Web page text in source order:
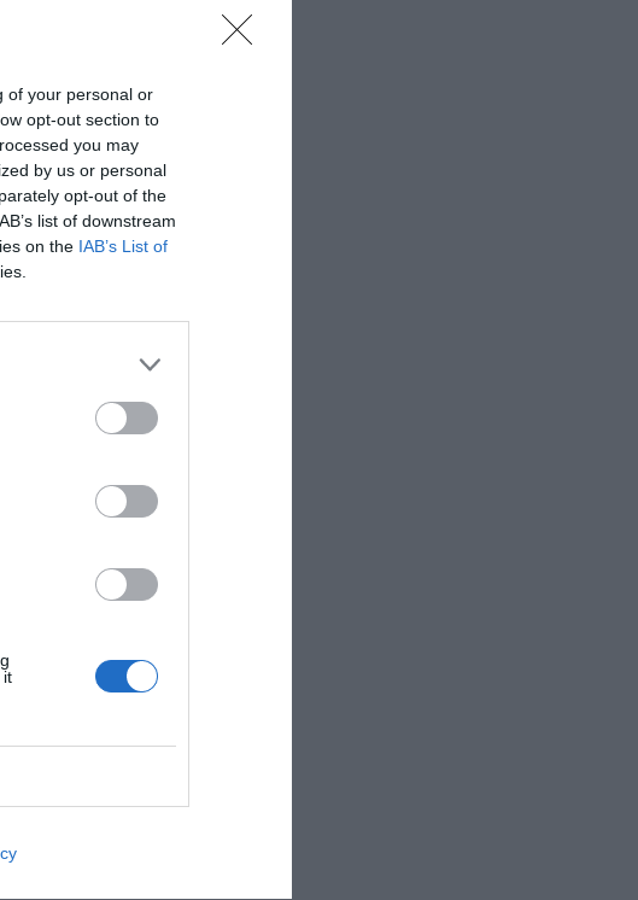
of your personal or
opt-out section to
you may
by us or personal
opt-out of the
list of downstream
on the IAB’s List of
it